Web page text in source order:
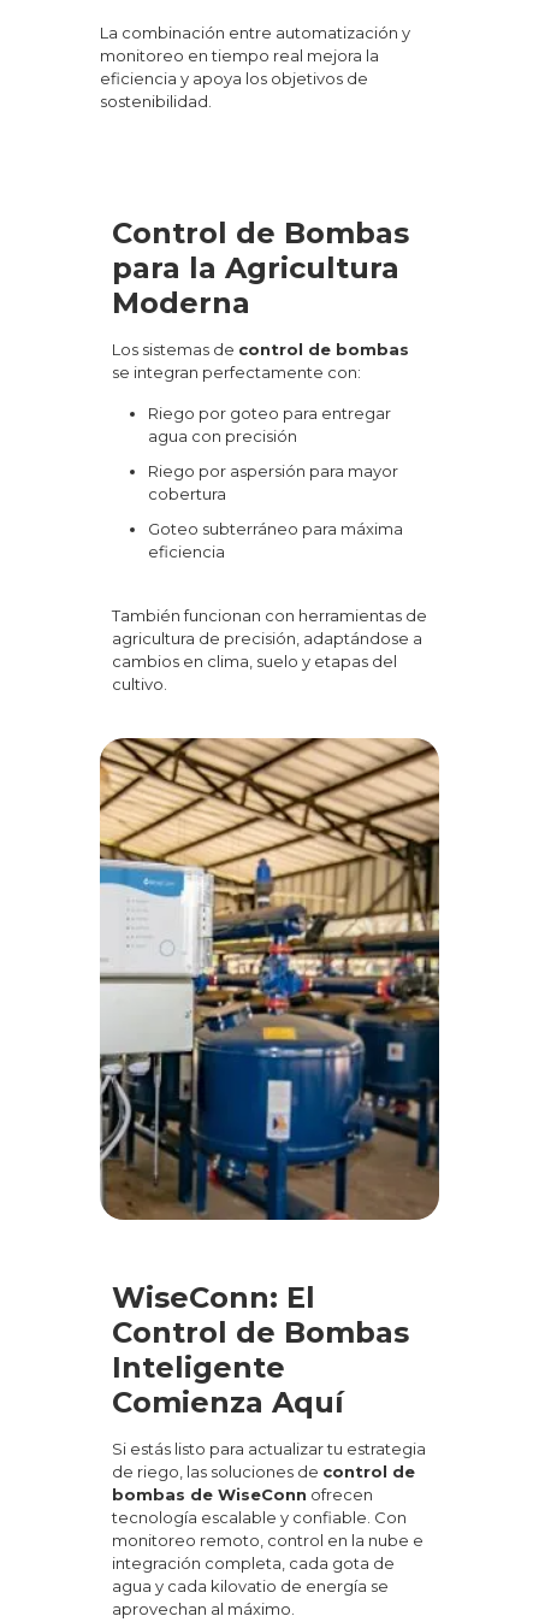
La combinación entre automatización y
monitoreo en tiempo real mejora la
eficiencia y apoya los objetivos de
sostenibilidad.
Control de Bombas
para la Agricultura
Moderna
Los sistemas de control de bombas
se integran perfectamente con:
Riego por goteo para entregar
agua con precisión
Riego por aspersión para mayor
cobertura
Goteo subterráneo para máxima
eficiencia
También funcionan con herramientas de
agricultura de precisión, adaptándose a
cambios en clima, suelo y etapas del
cultivo.
WiseConn: El
Control de Bombas
Inteligente
Comienza Aquí
Si estás listo para actualizar tu estrategia
de riego, las soluciones de control de
bombas de WiseConn ofrecen
tecnología escalable y confiable. Con
monitoreo remoto, control en la nube e
integración completa, cada gota de
agua y cada kilovatio de energía se
aprovechan al máximo.